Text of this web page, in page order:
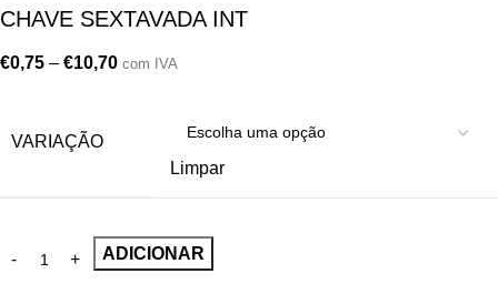
CHAVE SEXTAVADA INT
€0,75 – €10,70 com IVA
VARIAÇÃO
Limpar
ADICIONAR